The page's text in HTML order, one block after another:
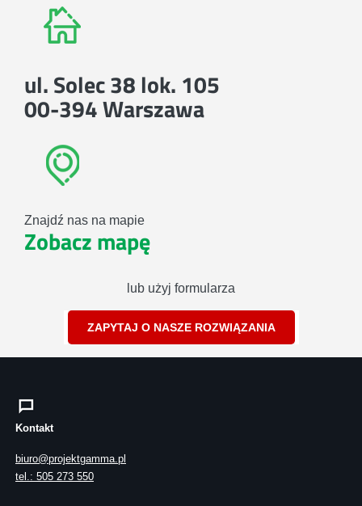
ul. Solec 38 lok. 105
00-394 Warszawa
Znajdź nas na mapie
Zobacz mapę
lub użyj formularza
ZAPYTAJ O NASZE ROZWIĄZANIA
Kontakt
biuro@projektgamma.pl
tel.: 505 273 550